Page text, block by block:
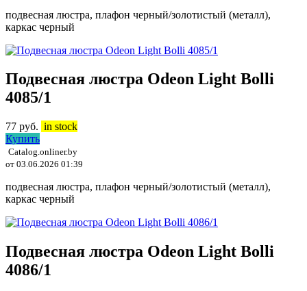
подвесная люстра, плафон черный/золотистый (металл),
каркас черный
Подвесная люстра Odeon Light Bolli
4085/1
77 руб. in stock
Купить
Catalog.onliner.by
от 03.06.2026 01:39
подвесная люстра, плафон черный/золотистый (металл),
каркас черный
Подвесная люстра Odeon Light Bolli
4086/1